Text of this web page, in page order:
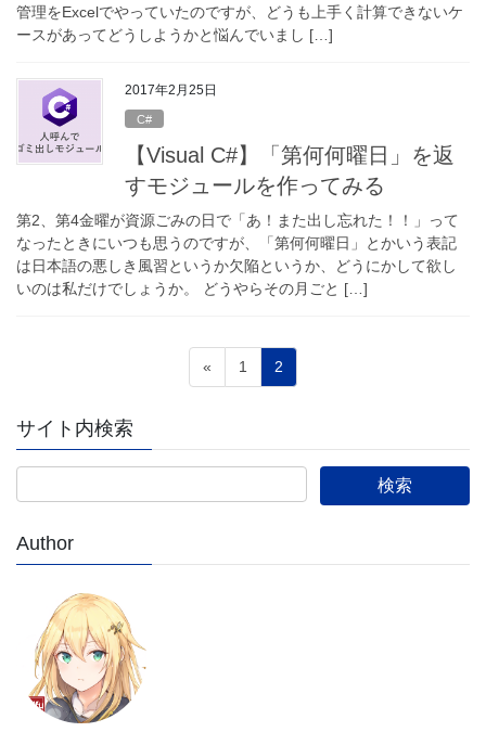
管理をExcelでやっていたのですが、どうも上手く計算できないケ
ースがあってどうしようかと悩んでいまし […]
2017年2月25日
C#
【Visual C#】「第何何曜日」を返
すモジュールを作ってみる
第2、第4金曜が資源ごみの日で「あ！また出し忘れた！！」って
なったときにいつも思うのですが、「第何何曜日」とかいう表記
は日本語の悪しき風習というか欠陥というか、どうにかして欲し
いのは私だけでしょうか。 どうやらその月ごと […]
の
ペ
送
«
固
定
ジ
1
固
定
ジ
2
サイト内検索
Author